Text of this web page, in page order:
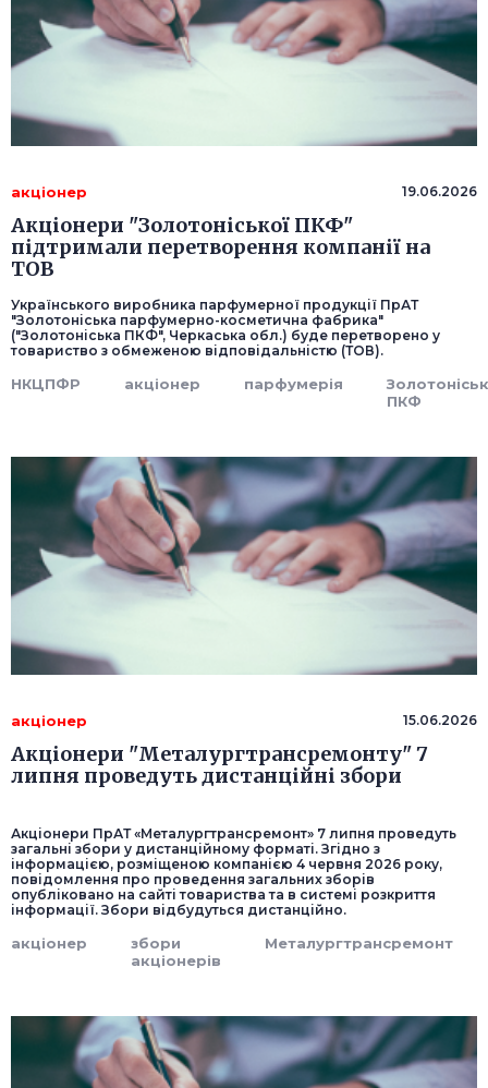
акціонер 19.06.2026
Акціонери "Золотоніської ПКФ"
підтримали перетворення компанії на
ТОВ
Українського виробника парфумерної продукції ПрАТ
"Золотоніська парфумерно-косметична фабрика"
("Золотоніська ПКФ", Черкаська обл.) буде перетворено у
товариство з обмеженою відповідальністю (ТОВ).
НКЦПФР акціонер парфумерія
ПКФ
акціонер 15.06.2026
Акціонери "Металургтрансремонту" 7
липня проведуть дистанційні збори
Акціонери ПрАТ «Металургтрансремонт» 7 липня проведуть
загальні збори у дистанційному форматі. Згідно з
інформацією, розміщеною компанією 4 червня 2026 року,
повідомлення про проведення загальних зборів
опубліковано на сайті товариства та в системі розкриття
інформації. Збори відбудуться дистанційно.
акціонер
збори
акціонерів
Металургтрансремонт